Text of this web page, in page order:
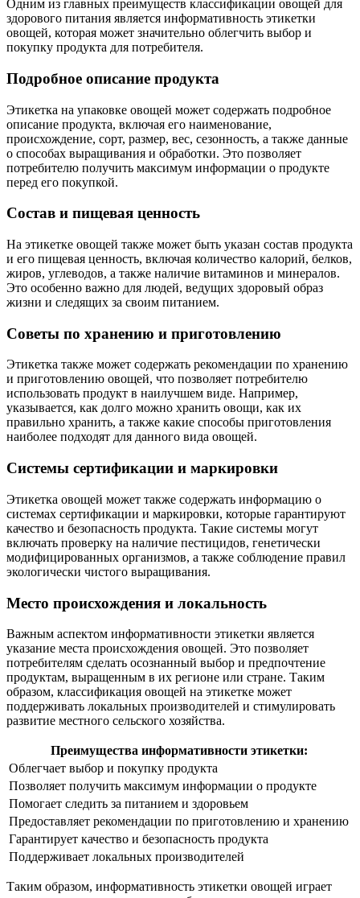
Одним из главных преимуществ классификации овощей для
здорового питания является информативность этикетки
овощей, которая может значительно облегчить выбор и
покупку продукта для потребителя.
Подробное описание продукта
Этикетка на упаковке овощей может содержать подробное
описание продукта, включая его наименование,
происхождение, сорт, размер, вес, сезонность, а также данные
о способах выращивания и обработки. Это позволяет
потребителю получить максимум информации о продукте
перед его покупкой.
Состав и пищевая ценность
На этикетке овощей также может быть указан состав продукта
и его пищевая ценность, включая количество калорий, белков,
жиров, углеводов, а также наличие витаминов и минералов.
Это особенно важно для людей, ведущих здоровый образ
жизни и следящих за своим питанием.
Советы по хранению и приготовлению
Этикетка также может содержать рекомендации по хранению
и приготовлению овощей, что позволяет потребителю
использовать продукт в наилучшем виде. Например,
указывается, как долго можно хранить овощи, как их
правильно хранить, а также какие способы приготовления
наиболее подходят для данного вида овощей.
Системы сертификации и маркировки
Этикетка овощей может также содержать информацию о
системах сертификации и маркировки, которые гарантируют
качество и безопасность продукта. Такие системы могут
включать проверку на наличие пестицидов, генетически
модифицированных организмов, а также соблюдение правил
экологически чистого выращивания.
Место происхождения и локальность
Важным аспектом информативности этикетки является
указание места происхождения овощей. Это позволяет
потребителям сделать осознанный выбор и предпочтение
продуктам, выращенным в их регионе или стране. Таким
образом, классификация овощей на этикетке может
поддерживать локальных производителей и стимулировать
развитие местного сельского хозяйства.
Преимущества информативности этикетки:
Облегчает выбор и покупку продукта
Позволяет получить максимум информации о продукте
Помогает следить за питанием и здоровьем
Предоставляет рекомендации по приготовлению и хранению
Гарантирует качество и безопасность продукта
Поддерживает локальных производителей
Таким образом, информативность этикетки овощей играет